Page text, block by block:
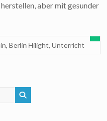
aber mit gesunder
,Berlin Hilight,Unterricht